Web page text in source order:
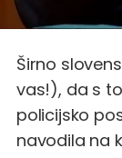
Širno
vas!), da s
policijsko
navodila na